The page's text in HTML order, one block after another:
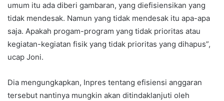
umum itu ada diberi gambaran, yang diefisiensikan yang
tidak mendesak. Namun yang tidak mendesak itu apa-apa
saja. Apakah progam-program yang tidak prioritas atau
kegiatan-kegiatan fisik yang tidak prioritas yang dihapus”,
ucap Joni.
Dia mengungkapkan, Inpres tentang efisiensi anggaran
tersebut nantinya mungkin akan ditindaklanjuti oleh